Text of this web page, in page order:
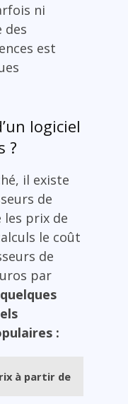
ni
des
est
logiciel
?
il existe
de
les prix de
le coût
de
par
:
à partir de